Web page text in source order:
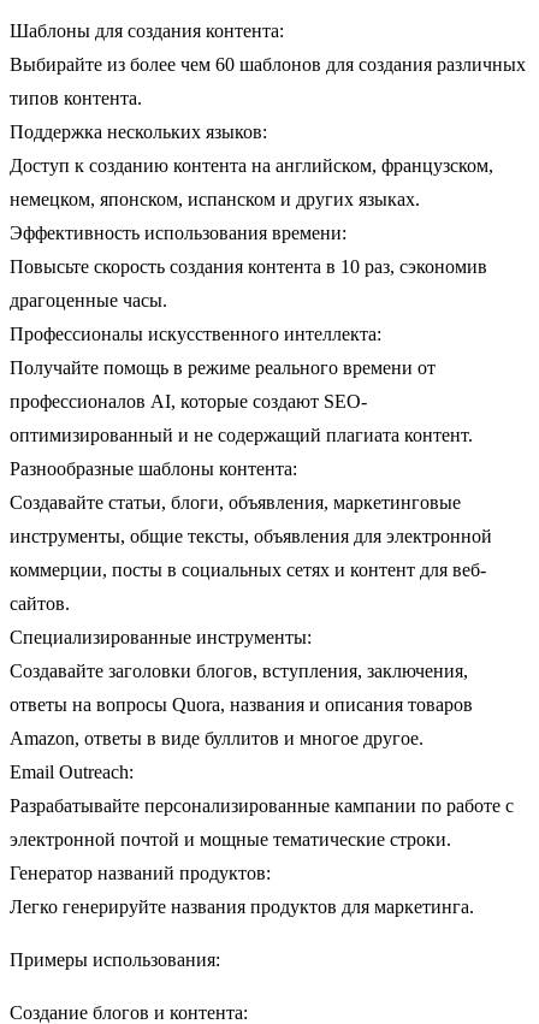
Шаблоны для создания контента:
Выбирайте из более чем 60 шаблонов для создания различных
типов контента.
Поддержка нескольких языков:
Доступ к созданию контента на английском, французском,
немецком, японском, испанском и других языках.
Эффективность использования времени:
Повысьте скорость создания контента в 10 раз, сэкономив
драгоценные часы.
Профессионалы искусственного интеллекта:
Получайте помощь в режиме реального времени от
профессионалов AI, которые создают SEO-
оптимизированный и не содержащий плагиата контент.
Разнообразные шаблоны контента:
Создавайте статьи, блоги, объявления, маркетинговые
инструменты, общие тексты, объявления для электронной
коммерции, посты в социальных сетях и контент для веб-
сайтов.
Специализированные инструменты:
Создавайте заголовки блогов, вступления, заключения,
ответы на вопросы Quora, названия и описания товаров
Amazon, ответы в виде буллитов и многое другое.
Email Outreach:
Разрабатывайте персонализированные кампании по работе с
электронной почтой и мощные тематические строки.
Генератор названий продуктов:
Легко генерируйте названия продуктов для маркетинга.
Примеры использования:
Создание блогов и контента: